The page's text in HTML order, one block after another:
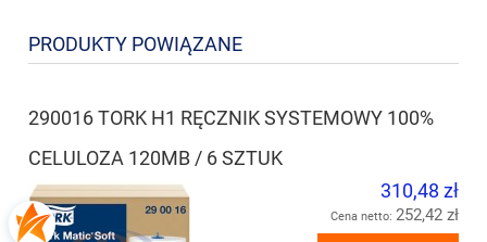
PRODUKTY POWIĄZANE
290016 TORK H1 RĘCZNIK SYSTEMOWY 100%
CELULOZA 120MB / 6 SZTUK
310,48 zł
Cena netto: 252,42 zł